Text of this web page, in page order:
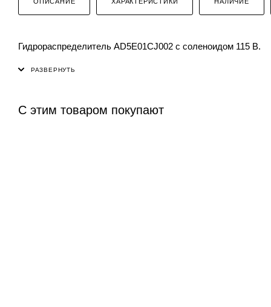
Гидрораспределитель AD5E01CJ002 с соленоидом 115 В.
С этим товаром покупают